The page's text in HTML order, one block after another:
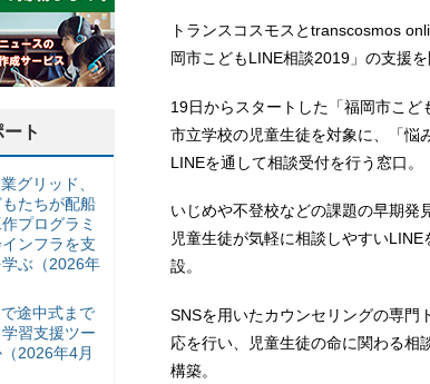
トランスコスモスとtranscosmos
岡市こどもLINE相談2019」の支援を
19日からスタートした「福岡市こど
市立学校の児童生徒を対象に、「悩
LINEを通して相談受付を行う窓口。
いじめや不登校などの課題の早期発
児童生徒が気軽に相談しやすいLINE
設。
SNSを用いたカウンセリングの専門
応を行い、児童生徒の命に関わる相
構築。
ト
グリッド、
たちが配船
プログラミ
ンフラを支
ぶ（2026年
で途中式まで
習支援ツー
2026年4月